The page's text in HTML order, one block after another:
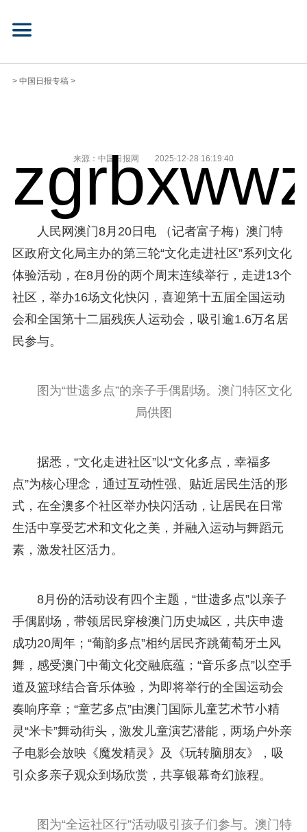
> 中国日报专稿 >
来源：中国日报网 2025-12-28 16:19:40
人民网澳门8月20日电 （记者富子梅）澳门特
区政府文化局主办的第三轮“文化走进社区”系列文化
体验活动，在8月份的两个周末连续举行，走进13个
社区，举办16场文化快闪，喜迎第十五届全国运动
会和全国第十二届残疾人运动会，吸引逾1.6万名居
民参与。
图为“世遗多点”的亲子手偶剧场。澳门特区文化
局供图
据悉，“文化走进社区”以“文化多点，幸福多
点”为核心理念，通过互动性强、贴近居民生活的形
式，在全澳多个社区举办快闪活动，让居民在日常
生活中享受艺术和文化之美，并融入运动与舞蹈元
素，激发社区活力。
8月份的活动设有四个主题，“世遗多点”以亲子
手偶剧场，带领居民穿梭澳门历史城区，共庆申遗
成功20周年；“葡韵多点”相约居民齐跳葡萄牙土风
舞，感受澳门中葡文化交融底蕴；“音乐多点”以空手
道及篮球结合音乐体验，为即将举行的全国运动会
奏响序章；“童艺多点”由澳门国际儿童艺术节小精
灵“米卡”舞动街头，激发儿童演艺潜能，两场户外亲
子电影会放映《魔发精灵》及《玩转脑朋友》，吸
引众多亲子观众到场欣赏，共享银幕奇幻旅程。
图为“全运社区行”活动吸引孩子们参与。澳门特